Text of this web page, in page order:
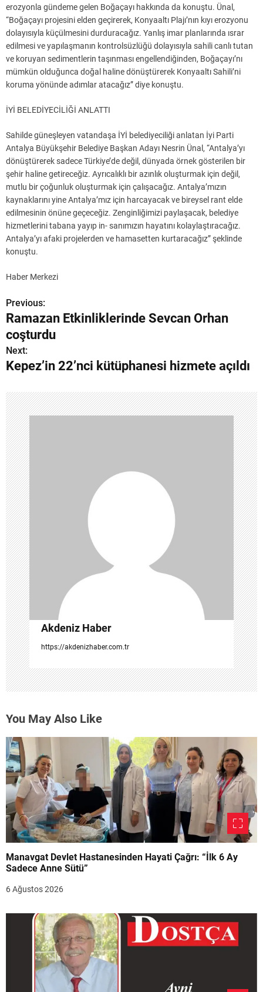
erozyonla gündeme gelen Boğaçayı hakkında da konuştu. Ünal,
“Boğaçayı projesini elden geçirerek, Konyaaltı Plajı’nın kıyı erozyonu
dolayısıyla küçülmesini durduracağız. Yanlış imar planlarında ısrar
edilmesi ve yapılaşmanın kontrolsüzlüğü dolayısıyla sahili canlı tutan
ve koruyan sedimentlerin taşınması engellendiğinden, Boğaçayı’nı
mümkün olduğunca doğal haline dönüştürerek Konyaaltı Sahili’ni
koruma yönünde adımlar atacağız” diye konuştu.
İYİ BELEDİYECİLİĞİ ANLATTI
Sahilde güneşleyen vatandaşa İYİ belediyeciliği anlatan İyi Parti
Antalya Büyükşehir Belediye Başkan Adayı Nesrin Ünal, “Antalya’yı
dönüştürerek sadece Türkiye’de değil, dünyada örnek gösterilen bir
şehir haline getireceğiz. Ayrıcalıklı bir azınlık oluşturmak için değil,
mutlu bir çoğunluk oluşturmak için çalışacağız. Antalya’mızın
kaynaklarını yine Antalya’mız için harcayacak ve bireysel rant elde
edilmesinin önüne geçeceğiz. Zenginliğimizi paylaşacak, belediye
hizmetlerini tabana yayıp in- sanımızın hayatını kolaylaştıracağız.
Antalya’yı afaki projelerden ve hamasetten kurtaracağız” şeklinde
konuştu.
Haber Merkezi
Y
a
z
ı
g
e
z
i
n
m
e
s
i
Previous:
Ramazan Etkinliklerinde Sevcan Orhan
coşturdu
Next:
Kepez’in 22’nci kütüphanesi hizmete açıldı
Akdeniz Haber
https://akdenizhaber.com.tr
You May Also Like
Manavgat Devlet Hastanesinden Hayati Çağrı: “İlk 6 Ay
Sadece Anne Sütü”
6 Ağustos 2026